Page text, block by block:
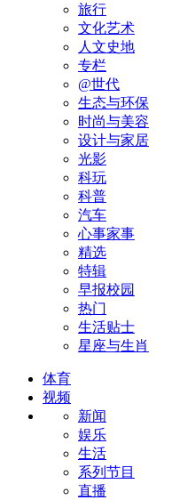
旅行
文化艺术
人文史地
专栏
@世代
生态与环保
时尚与美容
设计与家居
光影
科玩
科普
汽车
心事家事
精选
特辑
早报校园
热门
生活贴士
星座与生肖
体育
视频
新闻
娱乐
生活
系列节目
直播